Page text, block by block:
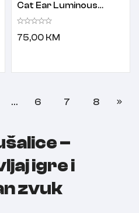
Cat Ear Luminous
Gaming slušalice Elf Cat
75,00 KM
… 6 7 8
–
igre i
zvuk